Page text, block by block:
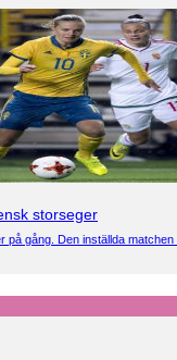
storseger
gång. Den inställda